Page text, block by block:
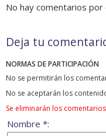
No hay comentarios
Deja tu
NORMAS DE PARTICIPACIÓN
No se permitirán los
No se aceptarán los
Se eliminarán los
Nombre *: